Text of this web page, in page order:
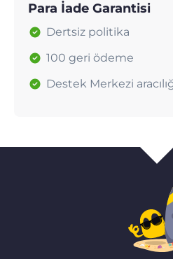
Para İade Garantisi
Dertsiz politika
100 geri ödeme
Destek Merkezi